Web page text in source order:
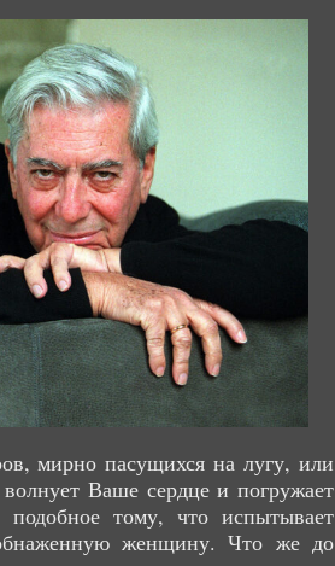
мирно пасущихся на лугу, или
Ваше сердце и погружает
подобное тому, что испытывает
женщину. Что же до